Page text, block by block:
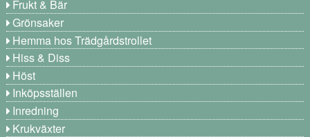
Frukt & Bär
Grönsaker
Hemma hos Trädgårdstrollet
Hiss & Diss
Höst
Inköpsställen
Inredning
Krukväxter